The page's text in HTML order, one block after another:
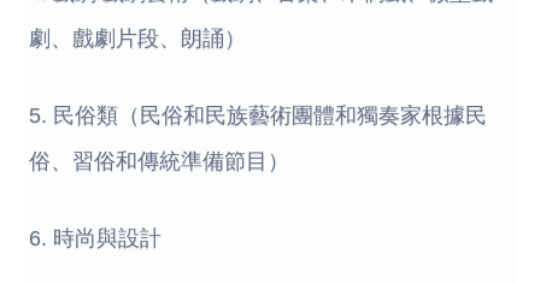
劇、戲劇片段、朗誦）
5. 民俗類（民俗和民族藝術團體和獨奏家根據民
俗、習俗和傳統準備節目）
6. 時尚與設計